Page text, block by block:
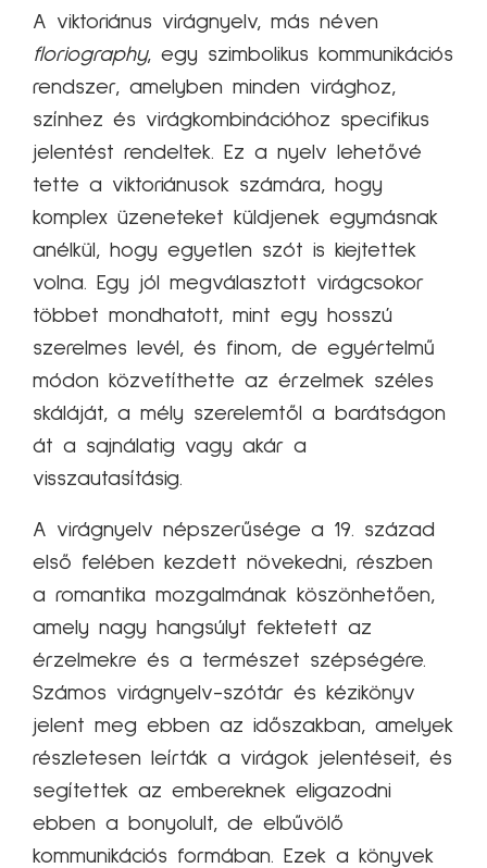
A viktoriánus virágnyelv, más néven
floriography, egy szimbolikus kommunikációs
rendszer, amelyben minden virághoz,
színhez és virágkombinációhoz specifikus
jelentést rendeltek. Ez a nyelv lehetővé
tette a viktoriánusok számára, hogy
komplex üzeneteket küldjenek egymásnak
anélkül, hogy egyetlen szót is kiejtettek
volna. Egy jól megválasztott virágcsokor
többet mondhatott, mint egy hosszú
szerelmes levél, és finom, de egyértelmű
módon közvetíthette az érzelmek széles
skáláját, a mély szerelemtől a barátságon
át a sajnálatig vagy akár a
visszautasításig.
A virágnyelv népszerűsége a 19. század
első felében kezdett növekedni, részben
a romantika mozgalmának köszönhetően,
amely nagy hangsúlyt fektetett az
érzelmekre és a természet szépségére.
Számos virágnyelv-szótár és kézikönyv
jelent meg ebben az időszakban, amelyek
részletesen leírták a virágok jelentéseit, és
segítettek az embereknek eligazodni
ebben a bonyolult, de elbűvölő
kommunikációs formában. Ezek a könyvek